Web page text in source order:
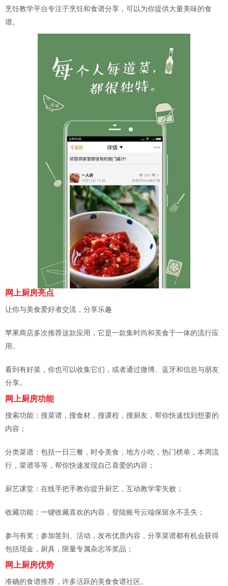
烹饪教学平台专注于烹饪和食谱分享，可以为你提供大量美味的食
谱。
网上厨房亮点
让你与美食爱好者交流，分享乐趣
苹果商店多次推荐这款应用，它是一款集时尚和美食于一体的流行应
用。
看到有好菜，你也可以收集它们，或者通过微博、蓝牙和信息与朋友
分享。
网上厨房功能
搜索功能：搜菜谱，搜食材，搜课程，搜厨友，帮你快速找到想要的
内容；
分类菜谱：包括一日三餐，时令美食，地方小吃，热门榜单，本周流
行，菜谱等等，帮你快速发现自己喜爱的内容；
厨艺课堂：在线手把手教你提升厨艺，互动教学零失败；
收藏功能：一键收藏喜欢的内容，登陆账号云端保留永不丢失；
参与有奖：参加签到、活动，发布优质内容，分享菜谱都有机会获得
包括现金，厨具，限量专属杂志等奖品；
网上厨房优势
准确的食谱推荐，许多活跃的美食食谱社区。